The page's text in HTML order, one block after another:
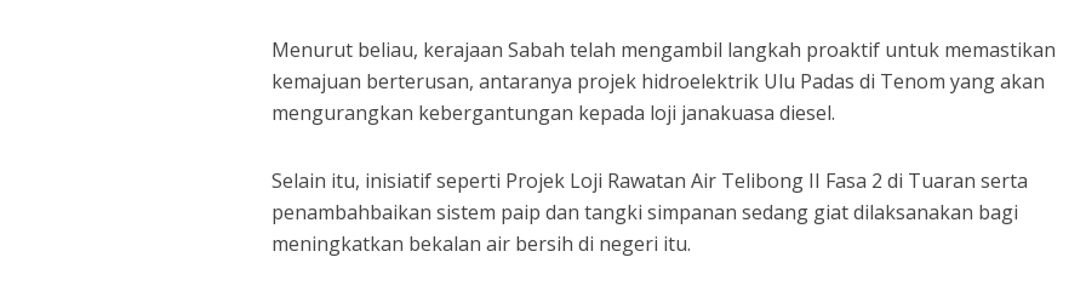
Menurut beliau, kerajaan Sabah telah mengambil langkah proaktif untuk memastikan
kemajuan berterusan, antaranya projek hidroelektrik Ulu Padas di Tenom yang akan
mengurangkan kebergantungan kepada loji janakuasa diesel.
Selain itu, inisiatif seperti Projek Loji Rawatan Air Telibong II Fasa 2 di Tuaran serta
penambahbaikan sistem paip dan tangki simpanan sedang giat dilaksanakan bagi
meningkatkan bekalan air bersih di negeri itu.